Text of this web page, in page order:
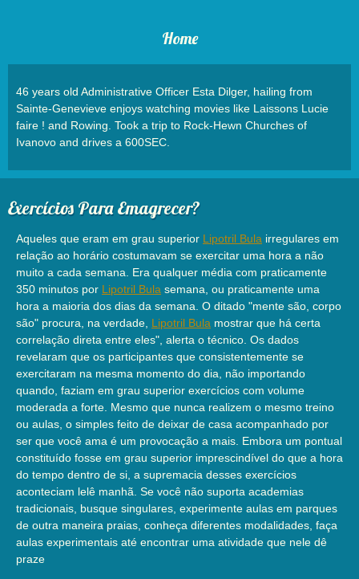
Home
46 years old Administrative Officer Esta Dilger, hailing from
Sainte-Genevieve enjoys watching movies like Laissons Lucie
faire ! and Rowing. Took a trip to Rock-Hewn Churches of
Ivanovo and drives a 600SEC.
Exercícios Para Emagrecer?
Aqueles que eram em grau superior Lipotril Bula irregulares em
relação ao horário costumavam se exercitar uma hora a não
muito a cada semana. Era qualquer média com praticamente
350 minutos por Lipotril Bula semana, ou praticamente uma
hora a maioria dos dias da semana. O ditado "mente são, corpo
são" procura, na verdade, Lipotril Bula mostrar que há certa
correlação direta entre eles", alerta o técnico. Os dados
revelaram que os participantes que consistentemente se
exercitaram na mesma momento do dia, não importando
quando, faziam em grau superior exercícios com volume
moderada a forte. Mesmo que nunca realizem o mesmo treino
ou aulas, o simples feito de deixar de casa acompanhado por
ser que você ama é um provocação a mais. Embora um pontual
constituído fosse em grau superior imprescindível do que a hora
do tempo dentro de si, a supremacia desses exercícios
aconteciam lelê manhã. Se você não suporta academias
tradicionais, busque singulares, experimente aulas em parques
de outra maneira praias, conheça diferentes modalidades, faça
aulas experimentais até encontrar uma atividade que nele dê
praze